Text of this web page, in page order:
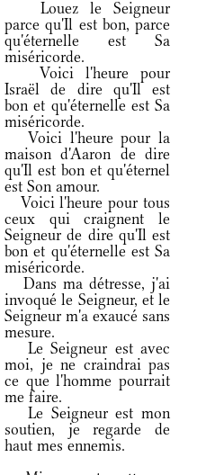
Louez le Seigneur
parce qu'Il est bon, parce
qu'éternelle est Sa
miséricorde.
Voici l'heure pour
Israël de dire qu'Il est
bon et qu'éternelle est Sa
miséricorde.
Voici l'heure pour la
maison d'Aaron de dire
qu'Il est bon et qu'éternel
est Son amour.
Voici l'heure pour tous
ceux qui craignent le
Seigneur de dire qu'Il est
bon et qu'éternelle est Sa
miséricorde.
Dans ma détresse, j'ai
invoqué le Seigneur, et le
Seigneur m'a exaucé sans
mesure.
Le Seigneur est avec
moi, je ne craindrai pas
ce que l'homme pourrait
me faire.
Le Seigneur est mon
soutien, je regarde de
haut mes ennemis.